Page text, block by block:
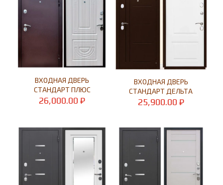
ВХОДНАЯ ДВЕРЬ
СТАНДАРТ ПЛЮС
26,000.00₽
ВХОДНАЯ ДВЕРЬ
СТАНДАРТ ДЕЛЬТА
25,900.00 ₽